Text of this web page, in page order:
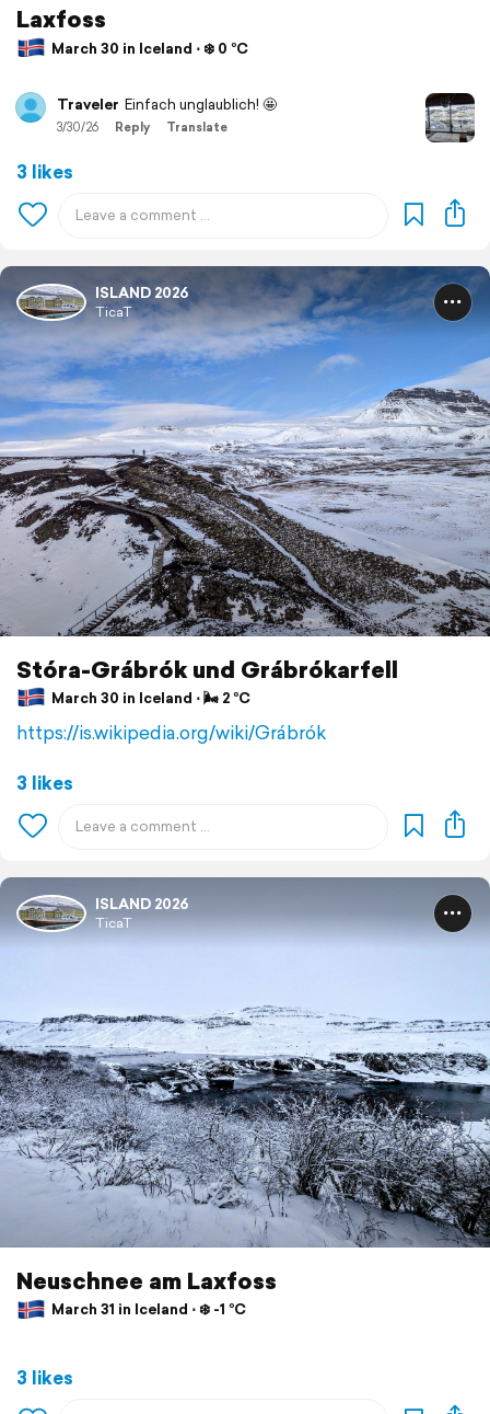
Laxfoss
March 30 in Iceland ⋅ ❄️ 0 °C
Traveler Einfach unglaublich! 🤩
3/30/26 Reply Translate
3 likes
ISLAND 2026
TicaT
Stóra-Grábrók und Grábrókarfell
March 30 in Iceland ⋅ 🌬 2 °C
https://is.wikipedia.org/wiki/Grábrók
3 likes
ISLAND 2026
TicaT
Neuschnee am Laxfoss
March 31 in Iceland ⋅ ❄️ -1 °C
3 likes